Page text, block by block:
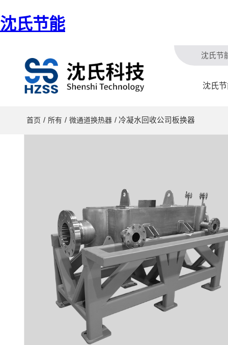
沈氏节能
沈氏节
沈氏
首页 / 所有 / 微通道换热器 / 冷凝水回收公司板换器